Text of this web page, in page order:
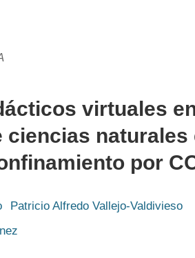
virtuales
ciencias naturales
por
Patricio Alfredo Vallejo-Valdivieso